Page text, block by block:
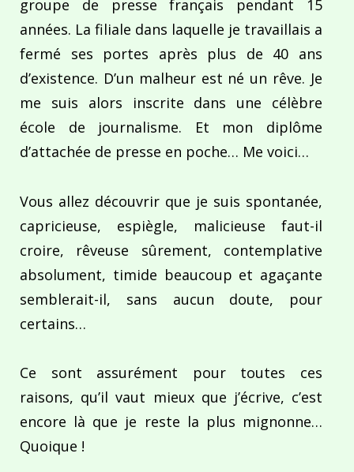
groupe de presse français pendant 15
années. La filiale dans laquelle je travaillais a
fermé ses portes après plus de 40 ans
d’existence. D’un malheur est né un rêve. Je
me suis alors inscrite dans une célèbre
école de journalisme. Et mon diplôme
d’attachée de presse en poche… Me voici…
Vous allez découvrir que je suis spontanée,
capricieuse, espiègle, malicieuse faut-il
croire, rêveuse sûrement, contemplative
absolument, timide beaucoup et agaçante
semblerait-il, sans aucun doute, pour
certains…
Ce sont assurément pour toutes ces
raisons, qu’il vaut mieux que j’écrive, c’est
encore là que je reste la plus mignonne…
Quoique !